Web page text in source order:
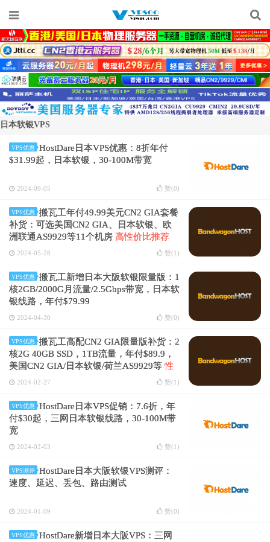
日本软银VPS
VPS优惠
HostDare日本VPS优惠：8折年付
$31.99起，日本软银，30-100M带宽
2024-09-05 赞(0)
VPS优惠
搬瓦工年付49.99美元CN2 GIA套餐
补货：可选美国CN2 GIA、日本软银、欧
洲联通AS9929等11个机房 高性价比推荐
2024-05-28 赞(1 )
VPS优惠
搬瓦工新增日本大阪软银限量版：1
核2GB/2000G月流量/2.5Gbps带宽，日本软
银线路，年付$79.99
2024-04-30 赞(0)
VPS优惠
搬瓦工高配CN2 GIA限量版补货：2
核2G 40GB SSD，1TB流量，年付$89.9，
美国CN2 GIA/日本软银/荷兰AS9929等性
价比推荐
2024-02-27 赞(1 )
VPS优惠
HostDare日本VPS促销：7.6折，年
付$30起，三网日本软银线路，30-100M带
宽
2024-02-03 赞(1 )
VPS测评
HostDare日本大阪软银VPS测评：
速度、延迟、丢包、路由测试
2024-01-09 赞(0)
VPS优惠
HostDare新增日本大阪VPS：三网